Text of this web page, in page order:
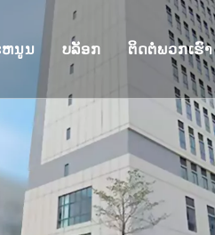
ນູນ
ຕິບັດຕາມສິ່ງແວດລ້ອມ
ະກັນຄືນ
ບລັອກ ຕິດຕໍ່ພວກເຮົາ